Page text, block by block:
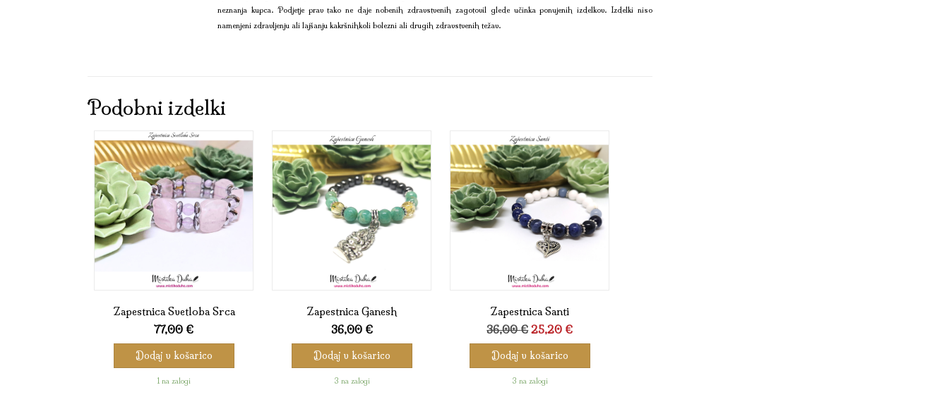
neznanja kupca. Podjetje prav tako ne daje nobenih zdravstvenih zagotovil glede učinka ponujenih izdelkov. Izdelki niso
namenjeni zdravljenju ali lajšanju kakršnihkoli bolezni ali drugih zdravstvenih težav.
Podobni izdelki
Zapestnica Svetloba Srca
77,00 €
Dodaj v košarico
1 na zalogi
Zapestnica Ganesh
36,00 €
Dodaj v košarico
3 na zalogi
Zapestnica Santi
36,00€Izvirna
cena
je
bila:
25,20 €Trenutna
cena
Dodaj v košarico
3 na zalogi